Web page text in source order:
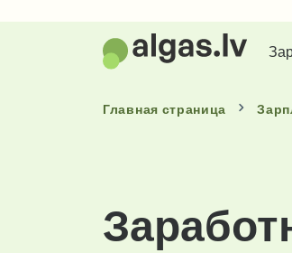
Главная страница